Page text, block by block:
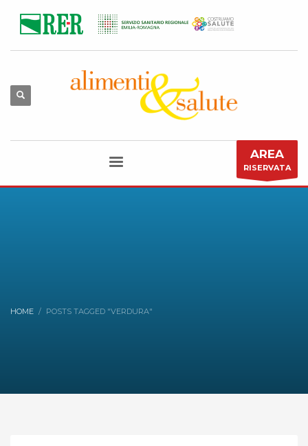
AREA
RISERVATA
HOME POSTS TAGGED "VERDURA"